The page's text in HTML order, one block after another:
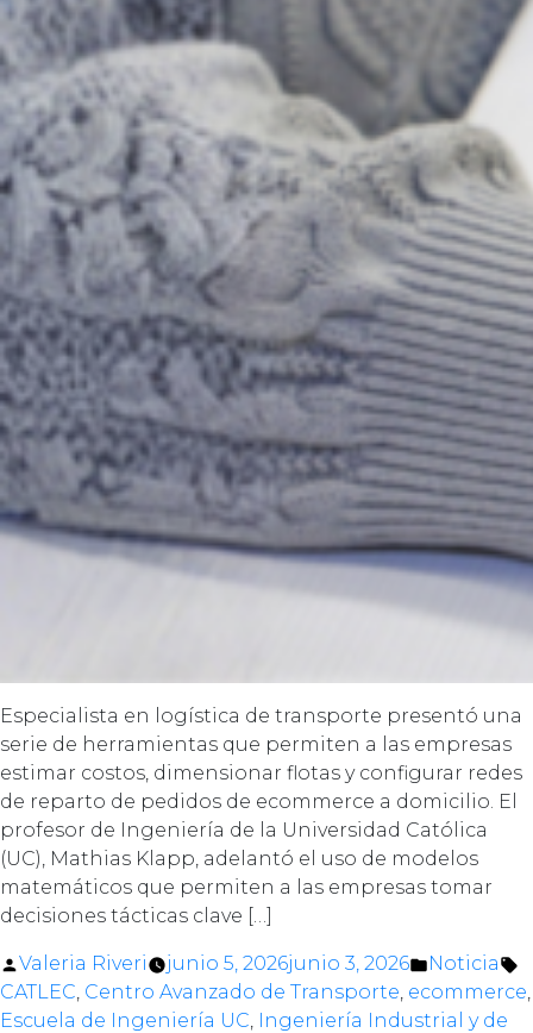
Especialista en logística de transporte presentó una
serie de herramientas que permiten a las empresas
estimar costos, dimensionar flotas y configurar redes
de reparto de pedidos de ecommerce a domicilio. El
profesor de Ingeniería de la Universidad Católica
(UC), Mathias Klapp, adelantó el uso de modelos
matemáticos que permiten a las empresas tomar
decisiones tácticas clave […]
Posted
by
Valeria Riveri junio 5, 2026junio 3, 2026
Posted
in
Noticia
CATLEC, Centro Avanzado de Transporte, ecommerce,
Escuela de Ingeniería UC, Ingeniería Industrial y de